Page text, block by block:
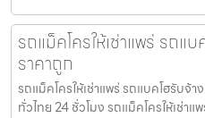
รถแม็คโครให้เช่าแพร่ รถแบ
ราคาถูก
รถแม็คโครให้เช่าแพร่ รถแบคโฮรับจ้
ทั่วไทย 24 ชั่วโมง รถแม็คโครให้เช่าแ